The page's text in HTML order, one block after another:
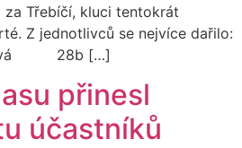
Třebíčí, kluci tentokrát
Z jednotlivců se nejvíce dařilo:
28b […]
přinesl
účastníků